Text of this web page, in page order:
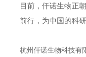
目前，仟诺生物正
前行，为中国的科
杭州仟诺生物科技有